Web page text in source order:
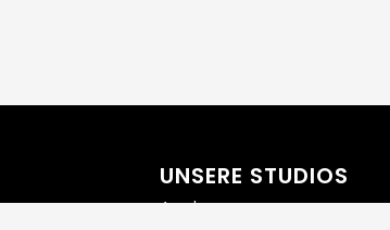
UNSERE STUDIOS
Aachen